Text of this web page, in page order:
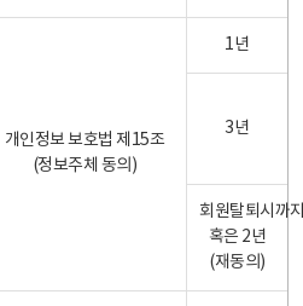
개인정보 보호법 제15조
(정보주체 동의)
1년
3년
회원탈퇴시까
혹은 2년
(재동의)